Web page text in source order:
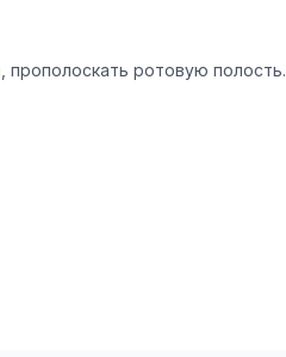
ротовую полость.